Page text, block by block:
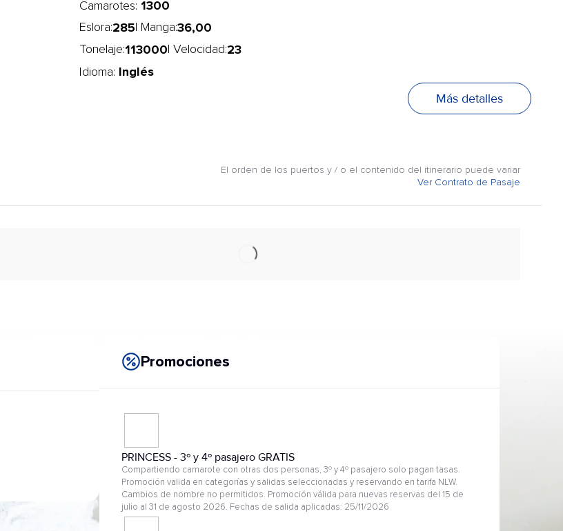
Camarotes: 1300
Eslora:285 | Manga:36,00
Tonelaje:113000 | Velocidad:23
Idioma: Inglés
Más detalles
El orden de los puertos y / o el contenido del itinerario puede variar
Ver Contrato de Pasaje
Promociones
PRINCESS - 3º y 4º pasajero GRATIS
Compartiendo camarote con otras dos personas, 3º y 4º pasajero solo pagan tasas.
Promoción valida en categorías y salidas seleccionadas y reservando en tarifa NLW.
Cambios de nombre no permitidos. Promoción válida para nuevas reservas del 15 de
julio al 31 de agosto 2026. Fechas de salida aplicadas: 25/11/2026